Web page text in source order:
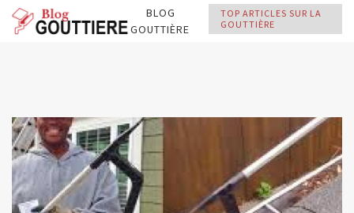
BLOG
GOUTTIÈRE
TOP ARTICLES SUR LA
GOUTTIÈRE